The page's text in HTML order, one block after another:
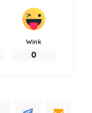
Wink
0